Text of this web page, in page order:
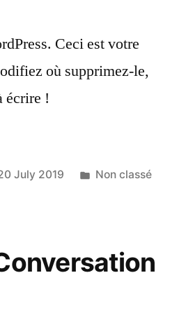
Ceci est votre
où supprimez-le,
écrire !
July 2019
Posted
Non classé